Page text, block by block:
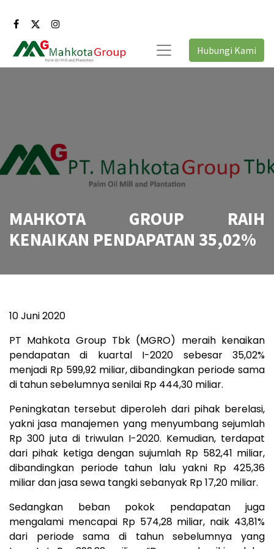
Hubungi Kami
MAHKOTA GROUP RAIH
KENAIKAN PENDAPATAN 35,02%
10 Juni 2020
PT Mahkota Group Tbk (MGRO) meraih kenaikan
pendapatan di kuartal I-2020 sebesar 35,02%
menjadi Rp 599,92 miliar, dibandingkan periode sama
di tahun sebelumnya senilai Rp 444,30 miliar.
Peningkatan tersebut diperoleh dari pihak berelasi,
yakni jasa manajemen yang menyumbang sejumlah
Rp 300 juta di triwulan I-2020. Kemudian, terdapat
dari pihak ketiga dengan sujumlah Rp 582,41 miliar,
dibandingkan periode tahun lalu yakni Rp 425,36
miliar dan jasa sewa tangki sebanyak Rp 17,20 miliar.
Sedangkan beban pokok pendapatan juga
mengalami mencapai Rp 574,28 miliar, naik 43,81%
dari periode sama di tahun sebelumnya yang